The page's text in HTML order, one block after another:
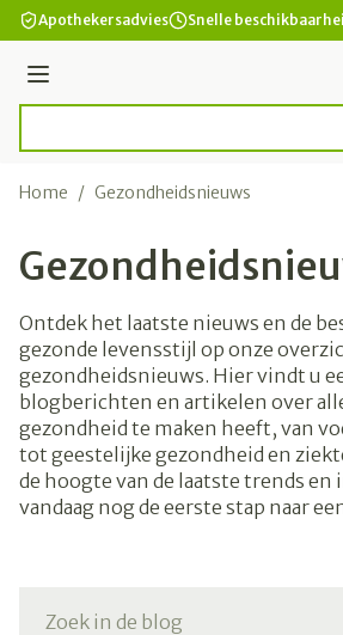
Ga naar de inhoud
Apothekersadvies Snelle
Menu
Home / Gezondheidsnieuws
Ontdek het laatste nieuws en de
gezonde levensstijl op onze
gezondheidsnieuws. Hier vindt u
blogberichten en artikelen over
gezondheid te maken heeft, van
tot geestelijke gezondheid en
de hoogte van de laatste trends en
vandaag nog de eerste stap naar